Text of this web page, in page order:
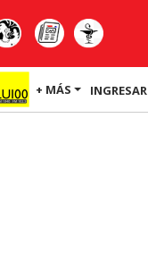
+ MÁS INGRESAR